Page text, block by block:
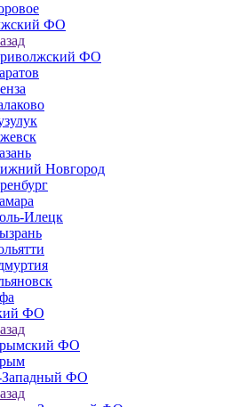
ФО
ФО
Новгород
Илецк
ФО
ФО
Западный ФО